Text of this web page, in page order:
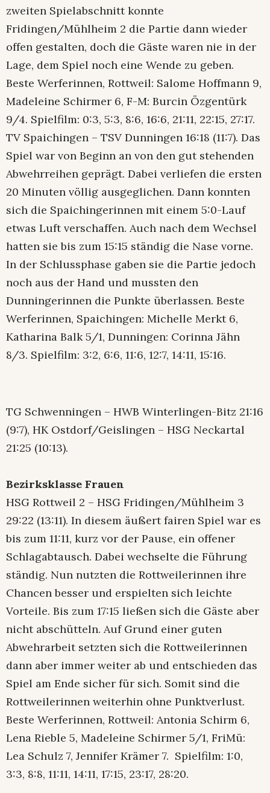
zweiten Spielabschnitt konnte
Fridingen/Mühlheim 2 die Partie dann wieder
offen gestalten, doch die Gäste waren nie in der
Lage, dem Spiel noch eine Wende zu geben.
Beste Werferinnen, Rottweil: Salome Hoffmann 9,
Madeleine Schirmer 6, F-M: Burcin Özgentürk
9/4. Spielfilm: 0:3, 5:3, 8:6, 16:6, 21:11, 22:15, 27:17.
TV Spaichingen – TSV Dunningen 16:18 (11:7). Das
Spiel war von Beginn an von den gut stehenden
Abwehrreihen geprägt. Dabei verliefen die ersten
20 Minuten völlig ausgeglichen. Dann konnten
sich die Spaichingerinnen mit einem 5:0-Lauf
etwas Luft verschaffen. Auch nach dem Wechsel
hatten sie bis zum 15:15 ständig die Nase vorne.
In der Schlussphase gaben sie die Partie jedoch
noch aus der Hand und mussten den
Dunningerinnen die Punkte überlassen. Beste
Werferinnen, Spaichingen: Michelle Merkt 6,
Katharina Balk 5/1, Dunningen: Corinna Jähn
8/3. Spielfilm: 3:2, 6:6, 11:6, 12:7, 14:11, 15:16.
TG Schwenningen – HWB Winterlingen-Bitz 21:16
(9:7), HK Ostdorf/Geislingen – HSG Neckartal
21:25 (10:13).
Bezirksklasse Frauen
HSG Rottweil 2 – HSG Fridingen/Mühlheim 3
29:22 (13:11). In diesem äußert fairen Spiel war es
bis zum 11:11, kurz vor der Pause, ein offener
Schlagabtausch. Dabei wechselte die Führung
ständig. Nun nutzten die Rottweilerinnen ihre
Chancen besser und erspielten sich leichte
Vorteile. Bis zum 17:15 ließen sich die Gäste aber
nicht abschütteln. Auf Grund einer guten
Abwehrarbeit setzten sich die Rottweilerinnen
dann aber immer weiter ab und entschieden das
Spiel am Ende sicher für sich. Somit sind die
Rottweilerinnen weiterhin ohne Punktverlust.
Beste Werferinnen, Rottweil: Antonia Schirm 6,
Lena Rieble 5, Madeleine Schirmer 5/1, FriMü:
Lea Schulz 7, Jennifer Krämer 7. Spielfilm: 1:0,
3:3, 8:8, 11:11, 14:11, 17:15, 23:17, 28:20.